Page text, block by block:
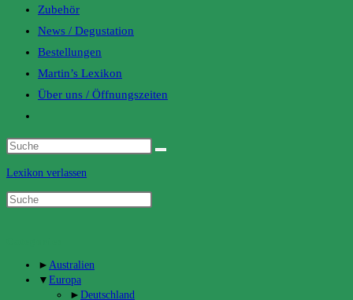
Zubehör
News / Degustation
Bestellungen
Martin’s Lexikon
Über uns / Öffnungszeiten
website
search
Lexikon verlassen
► Australien
▼ Europa
► Deutschland